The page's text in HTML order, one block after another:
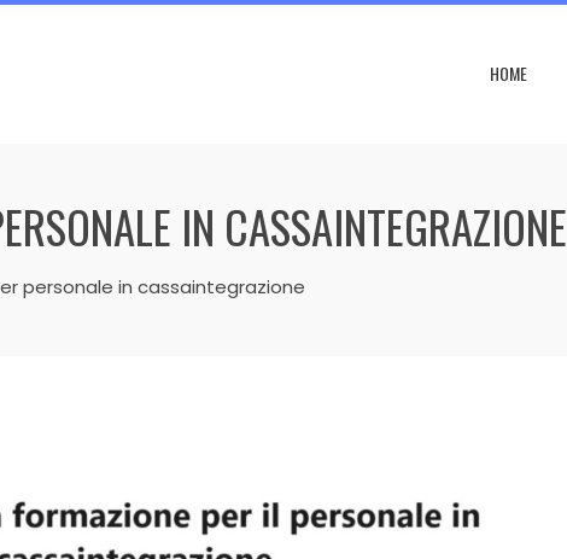
HOME
IN CASSAINTEGRAZIONE
personale in cassaintegrazione